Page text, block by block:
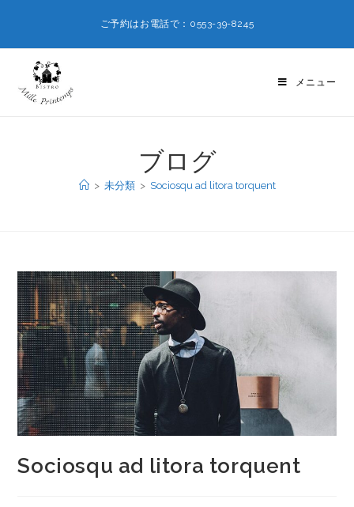
ご予約はお電話で：0553-39-8245
メニュー
ブログ
> 未分類 > Sociosqu ad litora torquent
Sociosqu ad litora torquent